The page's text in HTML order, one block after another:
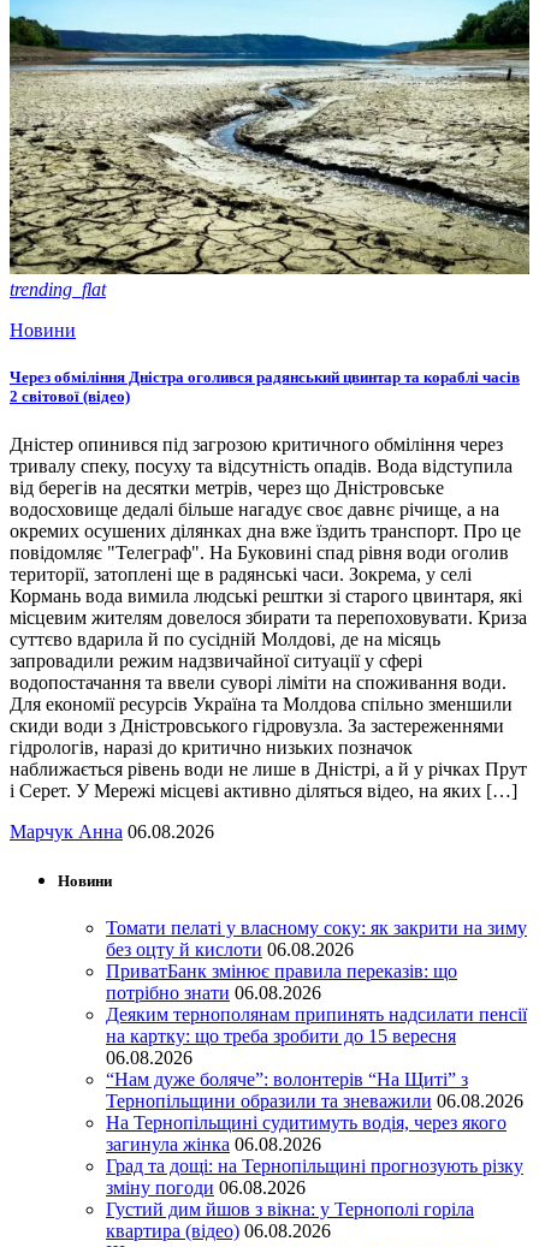
trending_flat
Новини
Через обміління Дністра оголився радянський цвинтар та кораблі часів
2 світової (відео)
Дністер опинився під загрозою критичного обміління через
тривалу спеку, посуху та відсутність опадів. Вода відступила
від берегів на десятки метрів, через що Дністровське
водосховище дедалі більше нагадує своє давнє річище, а на
окремих осушених ділянках дна вже їздить транспорт. Про це
повідомляє "Телеграф". На Буковині спад рівня води оголив
території, затоплені ще в радянські часи. Зокрема, у селі
Кормань вода вимила людські рештки зі старого цвинтаря, які
місцевим жителям довелося збирати та перепоховувати. Криза
суттєво вдарила й по сусідній Молдові, де на місяць
запровадили режим надзвичайної ситуації у сфері
водопостачання та ввели суворі ліміти на споживання води.
Для економії ресурсів Україна та Молдова спільно зменшили
скиди води з Дністровського гідровузла. За застереженнями
гідрологів, наразі до критично низьких позначок
наближається рівень води не лише в Дністрі, а й у річках Прут
і Серет. У Мережі місцеві активно діляться відео, на яких […]
Марчук Анна 06.08.2026
Новини
Томати пелаті у власному соку: як закрити на зиму
без оцту й кислоти 06.08.2026
ПриватБанк змінює правила переказів: що
потрібно знати 06.08.2026
Деяким тернополянам припинять надсилати пенсії
на картку: що треба зробити до 15 вересня
06.08.2026
“Нам дуже боляче”: волонтерів “На Щиті” з
Тернопільщини образили та зневажили 06.08.2026
На Тернопільщині судитимуть водія, через якого
загинула жінка 06.08.2026
Град та дощі: на Тернопільщині прогнозують різку
зміну погоди 06.08.2026
Густий дим йшов з вікна: у Тернополі горіла
квартира (відео) 06.08.2026